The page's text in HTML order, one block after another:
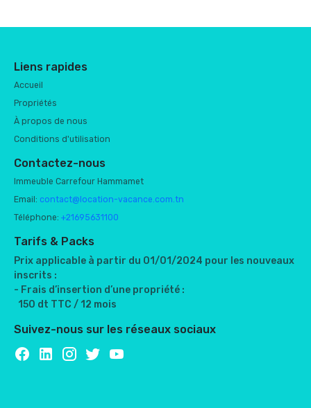
Liens rapides
Accueil
Propriétés
À propos de nous
Conditions d'utilisation
Contactez-nous
Immeuble Carrefour Hammamet
Email: contact@location-vacance.com.tn
Téléphone: +21695631100
Tarifs & Packs
Prix applicable à partir du 01/01/2024 pour les nouveaux
inscrits :
- Frais d’insertion d’une propriété :
150 dt TTC / 12 mois
Suivez-nous sur les réseaux sociaux